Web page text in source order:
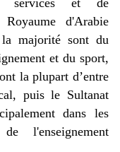
services et de
d'Arabie
majorité sont du
et du sport,
la plupart d’entre
puis le Sultanat
dans les
l'enseignement